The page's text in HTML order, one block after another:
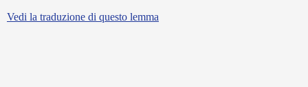
Vedi la traduzione di questo lemma